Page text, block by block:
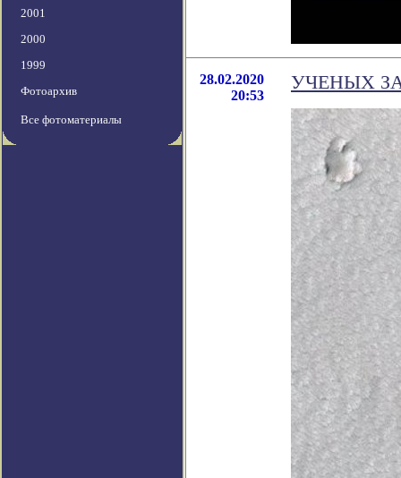
2001
2000
1999
Фотоархив
Все фотоматериалы
28.02.2020
20:53
УЧЕНЫХ